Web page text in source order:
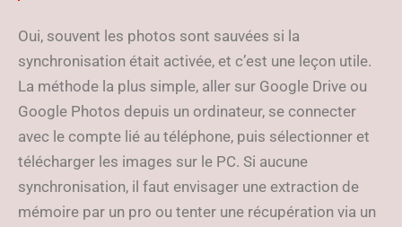
Oui, souvent les photos sont sauvées si la
synchronisation était activée, et c’est une leçon utile.
La méthode la plus simple, aller sur Google Drive ou
Google Photos depuis un ordinateur, se connecter
avec le compte lié au téléphone, puis sélectionner et
télécharger les images sur le PC. Si aucune
synchronisation, il faut envisager une extraction de
mémoire par un pro ou tenter une récupération via un